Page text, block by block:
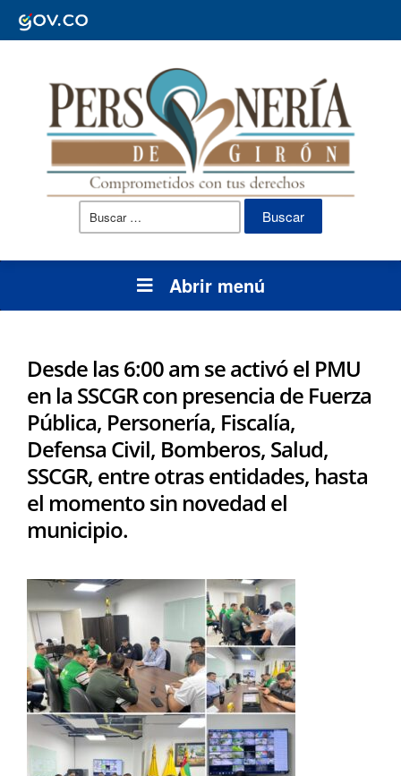
Buscar:
Abrir menú
Desde las 6:00 am se activó el PMU
en la SSCGR con presencia de Fuerza
Pública, Personería, Fiscalía,
Defensa Civil, Bomberos, Salud,
SSCGR, entre otras entidades, hasta
el momento sin novedad el
municipio.